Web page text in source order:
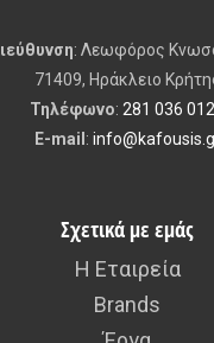
: Λεωφόρος
71409, Ηράκλειο
Τηλέφωνο: 281 036
E-mail :
Σχετικά με εμάς
Η Εταιρεία
Brands